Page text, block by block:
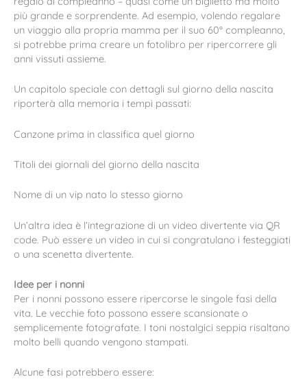
più grande e sorprendente. Ad esempio, volendo regalare
un viaggio alla propria mamma per il suo 60° compleanno,
si potrebbe prima creare un fotolibro per ripercorrere gli
anni vissuti assieme.
Un capitolo speciale con dettagli sul giorno della nascita
riporterà alla memoria i tempi passati:
Canzone prima in classifica quel giorno
Titoli dei giornali del giorno della nascita
Nome di un vip nato lo stesso giorno
Un’altra idea è l’integrazione di un video divertente via QR
code. Può essere un video in cui si congratulano i festeggiati
o una scenetta divertente.
Idee per i nonni
Per i nonni possono essere ripercorse le singole fasi della
vita. Le vecchie foto possono essere scansionate o
semplicemente fotografate. I toni nostalgici seppia risaltano
molto belli quando vengono stampati.
Alcune fasi potrebbero essere: